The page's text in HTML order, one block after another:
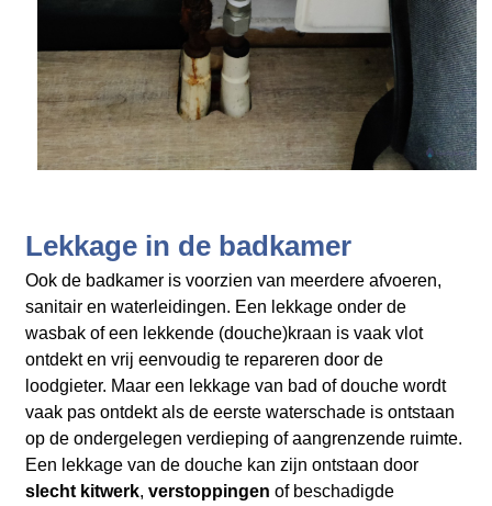
Lekkage in de badkamer
Ook de badkamer is voorzien van meerdere afvoeren,
sanitair en waterleidingen. Een lekkage onder de
wasbak of een lekkende (douche)kraan is vaak vlot
ontdekt en vrij eenvoudig te repareren door de
loodgieter. Maar een lekkage van bad of douche wordt
vaak pas ontdekt als de eerste waterschade is ontstaan
op de ondergelegen verdieping of aangrenzende ruimte.
Een lekkage van de douche kan zijn ontstaan door
slecht kitwerk, verstoppingen of beschadigde